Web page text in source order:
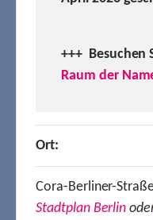
+++ Besuchen
Raum der
Ort:
Cora-Berliner-
Stadtplan Berlin